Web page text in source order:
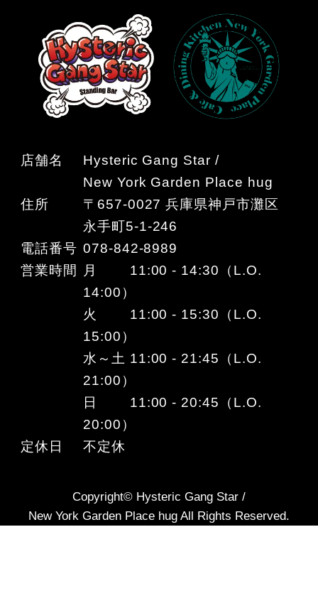
店舗名
Hysteric Gang Star /
New York Garden Place hug
住所
〒657-0027 兵庫県神戸市灘区
永手町5-1-246
電話番号 078-842-8989
営業時間
月 11:00 - 14:30（L.O.
14:00）
火 11:00 - 15:30（L.O.
15:00）
水～土 11:00 - 21:45（L.O.
21:00）
日 11:00 - 20:45（L.O.
20:00）
定休日
不定休
Copyright© Hysteric Gang Star /
New York Garden Place hug All Rights Reserved.